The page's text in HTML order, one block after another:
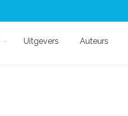
Uitgevers Auteurs